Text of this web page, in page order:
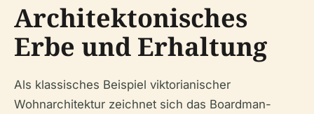
Architektonisches
Erbe und Erhaltung
Als klassisches Beispiel viktorianischer
Wohnarchitektur zeichnet sich das Boardman-